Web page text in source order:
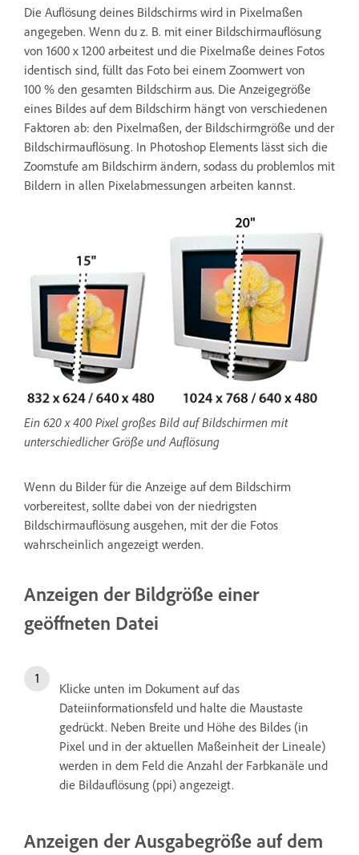
Die Auflösung deines Bildschirms wird in Pixelmaßen
angegeben. Wenn du z. B. mit einer Bildschirmauflösung
von 1600 x 1200 arbeitest und die Pixelmaße deines Fotos
identisch sind, füllt das Foto bei einem Zoomwert von
100 % den gesamten Bildschirm aus. Die Anzeigegröße
eines Bildes auf dem Bildschirm hängt von verschiedenen
Faktoren ab: den Pixelmaßen, der Bildschirmgröße und der
Bildschirmauflösung. In Photoshop Elements lässt sich die
Zoomstufe am Bildschirm ändern, sodass du problemlos mit
Bildern in allen Pixelabmessungen arbeiten kannst.
Ein 620 x 400 Pixel großes Bild auf Bildschirmen mit
unterschiedlicher Größe und Auflösung
Wenn du Bilder für die Anzeige auf dem Bildschirm
vorbereitest, sollte dabei von der niedrigsten
Bildschirmauflösung ausgehen, mit der die Fotos
wahrscheinlich angezeigt werden.
Anzeigen der Bildgröße einer
geöffneten Datei
Klicke unten im Dokument auf das
Dateiinformationsfeld und halte die Maustaste
gedrückt. Neben Breite und Höhe des Bildes (in
Pixel und in der aktuellen Maßeinheit der Lineale)
werden in dem Feld die Anzahl der Farbkanäle und
die Bildauflösung (ppi) angezeigt.
Anzeigen der Ausgabegröße auf dem